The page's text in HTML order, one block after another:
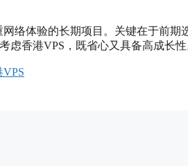
络体验的长期项目。关键在于前期
香港VPS，既省心又具备高成长性
VPS